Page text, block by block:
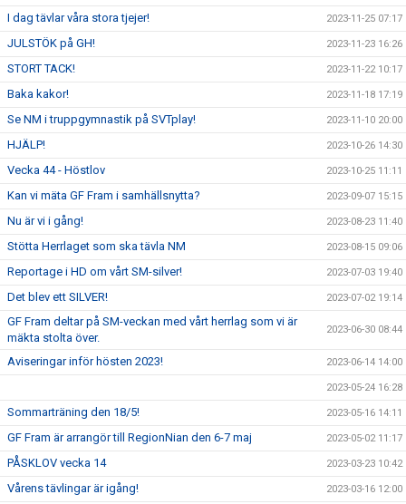
I dag tävlar våra stora tjejer! 2023-11-25 07:17
JULSTÖK på GH! 2023-11-23 16:26
STORT TACK! 2023-11-22 10:17
Baka kakor! 2023-11-18 17:19
Se NM i truppgymnastik på SVTplay! 2023-11-10 20:00
HJÄLP! 2023-10-26 14:30
Vecka 44 - Höstlov 2023-10-25 11:11
Kan vi mäta GF Fram i samhällsnytta? 2023-09-07 15:15
Nu är vi i gång! 2023-08-23 11:40
Stötta Herrlaget som ska tävla NM 2023-08-15 09:06
Reportage i HD om vårt SM-silver! 2023-07-03 19:40
Det blev ett SILVER! 2023-07-02 19:14
GF Fram deltar på SM-veckan med vårt herrlag som vi är
mäkta stolta över.
2023-06-30 08:44
Aviseringar inför hösten 2023! 2023-06-14 14:00
2023-05-24 16:28
Sommarträning den 18/5! 2023-05-16 14:11
GF Fram är arrangör till RegionNian den 6-7 maj 2023-05-02 11:17
PÅSKLOV vecka 14 2023-03-23 10:42
Vårens tävlingar är igång! 2023-03-16 12:00